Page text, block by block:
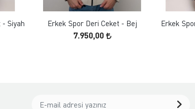
Siyah Erkek Spor Deri Ceket - Bej
7.950,00
Erkek